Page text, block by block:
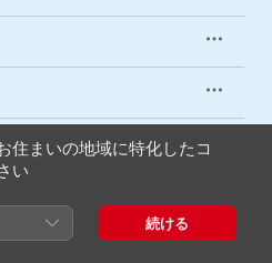
! ! >
住まいの地域に特化したコ
い
続ける